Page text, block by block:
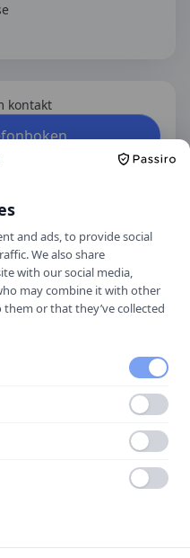
kontakt
som du kan lägga
and ads, to provide social
We also share
with our social media,
may combine it with other
or that they’ve collected